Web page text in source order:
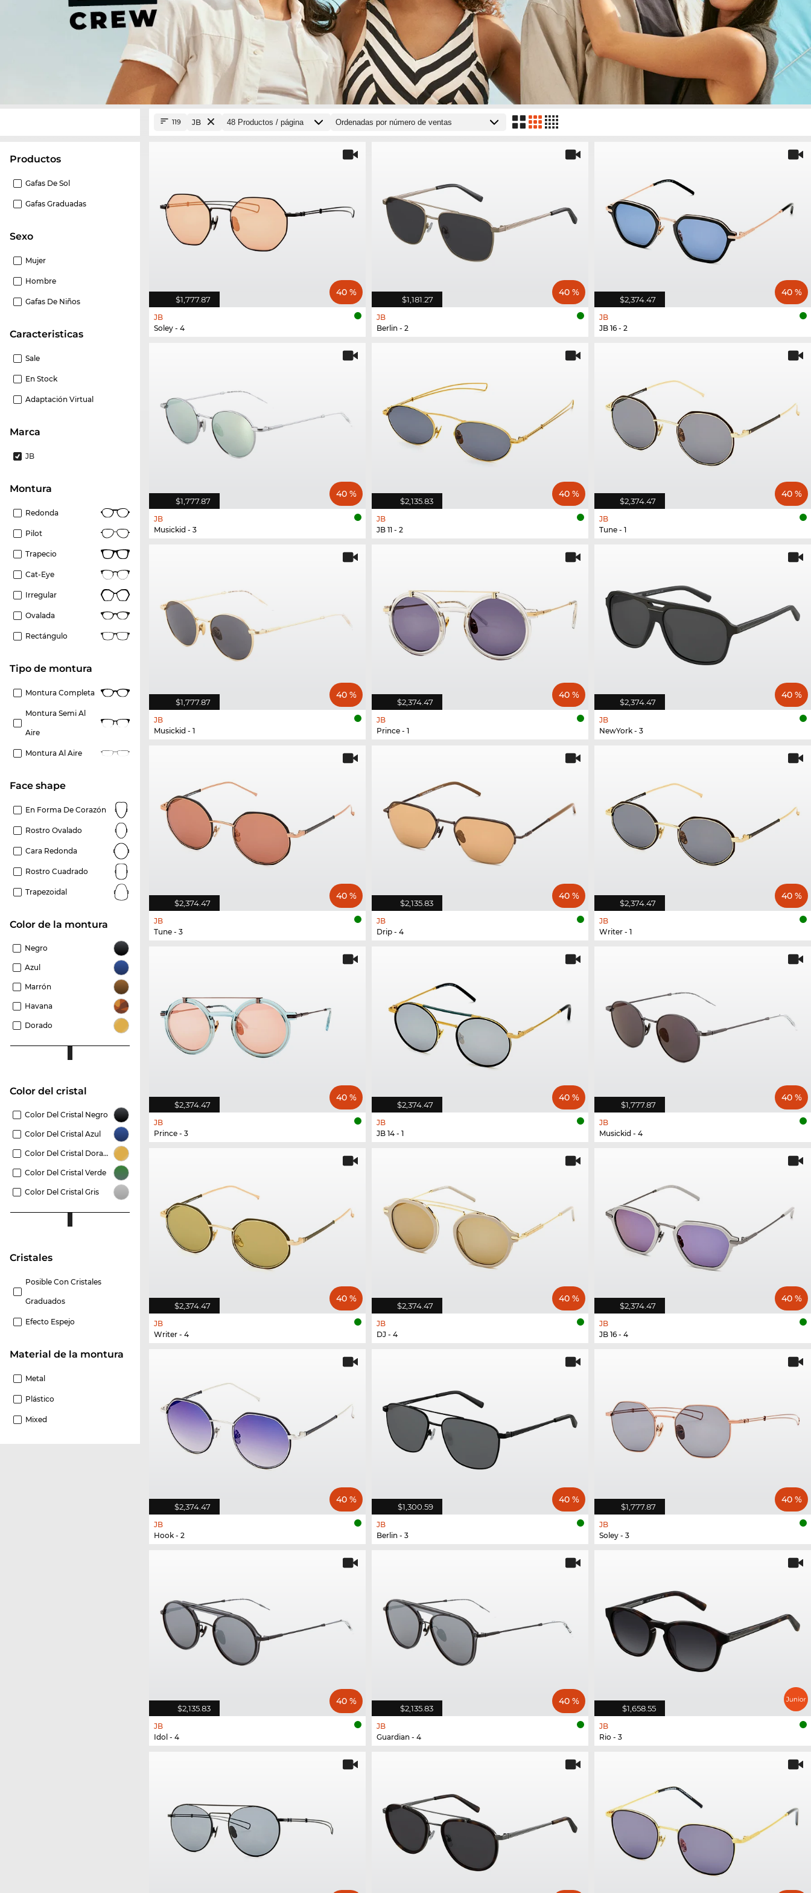
Productos
Gafas De Sol
Gafas Graduadas
Sexo
Mujer
Hombre
Gafas De Niños
Caracteristicas
Sale
En Stock
Adaptación Virtual
Marca
JB
Montura
Redonda
Pilot
Trapecio
Cat-Eye
Irregular
Ovalada
Rectángulo
Tipo de montura
Montura Completa
Montura Semi Al
Aire
Montura Al Aire
Face shape
En Forma De Corazón
Rostro Ovalado
Cara Redonda
Rostro Cuadrado
Trapezoidal
Color de la montura
Negro
Azul
Marrón
Havana
Dorado
Color del cristal
Color Del Cristal Negro
Color Del Cristal Azul
Color Del Cristal Dorado
Color Del Cristal Verde
Color Del Cristal Gris
Cristales
Posible Con Cristales
Graduados
Efecto Espejo
Material de la montura
Metal
Plástico
Mixed
119 JB
$1,777.87
40 %
JB
Soley - 4
$1,181.27
40 %
JB
Berlin - 2
$2,374.47
40 %
JB
JB 16 - 2
$1,777.87
40 %
JB
Musickid - 3
$2,135.83
40 %
JB
JB 11 - 2
$2,374.47
40 %
JB
Tune - 1
$1,777.87
40 %
JB
Musickid - 1
$2,374.47
40 %
JB
Prince - 1
$2,374.47
40 %
JB
NewYork - 3
$2,374.47
40 %
JB
Tune - 3
$2,135.83
40 %
JB
Drip - 4
$2,374.47
40 %
JB
Writer - 1
$2,374.47
40 %
JB
Prince - 3
$2,374.47
40 %
JB
JB 14 - 1
$1,777.87
40 %
JB
Musickid - 4
$2,374.47
40 %
JB
Writer - 4
$2,374.47
40 %
JB
DJ - 4
$2,374.47
40 %
JB
JB 16 - 4
$2,374.47
40 %
JB
Hook - 2
$1,300.59
40 %
JB
Berlin - 3
$1,777.87
40 %
JB
Soley - 3
$2,135.83
40 %
JB
Idol - 4
$2,135.83
40 %
JB
Guardian - 4
$1,658.55
JB
Rio - 3